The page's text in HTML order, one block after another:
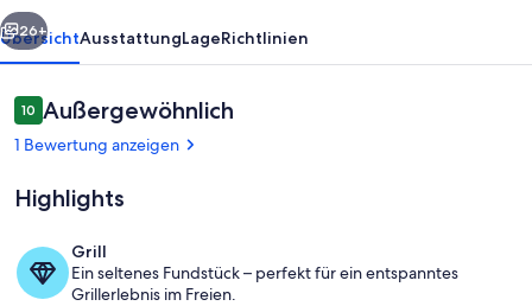
Los
Probes'
mit
Bergblick,
&
WLAN
Weiter
26+
ÜbersichtAusstattungLageRichtlinien
Bewertungen
1010 von 10.
Außergewöhnlich
1 Bewertung anzeigen
Highlights
Grill
Ein seltenes Fundstück – perfekt für ein entspanntes
Grillerlebnis im Freien.